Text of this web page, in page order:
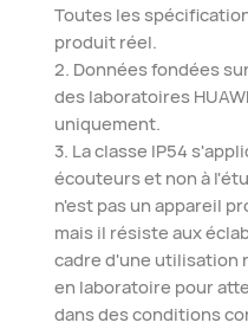
Toutes les
produit réel.
2. Données fondées
des laboratoires
uniquement.
3. La classe IP54
écouteurs et non à
n'est pas un appareil
mais il résiste aux
cadre d'une utilisation
en laboratoire pour
dans des conditions